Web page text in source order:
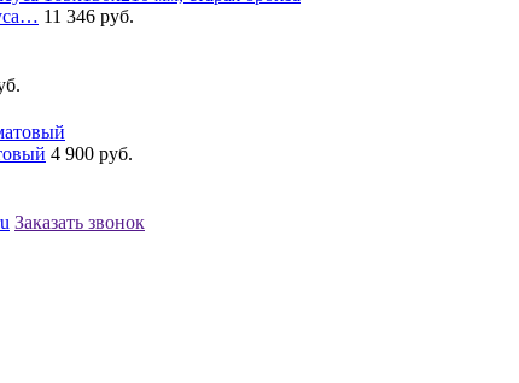
11 346 руб.
4 900 руб.
Заказать звонок